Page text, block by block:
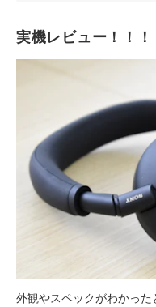
実機レビュー！！！
外観やスペックがわかっ